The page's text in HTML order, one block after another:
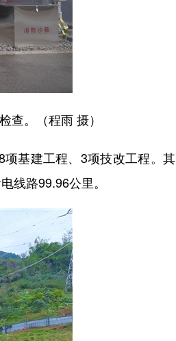
查。（程雨 摄）
基建工程、3项技改工程。其
线路99.96公里。